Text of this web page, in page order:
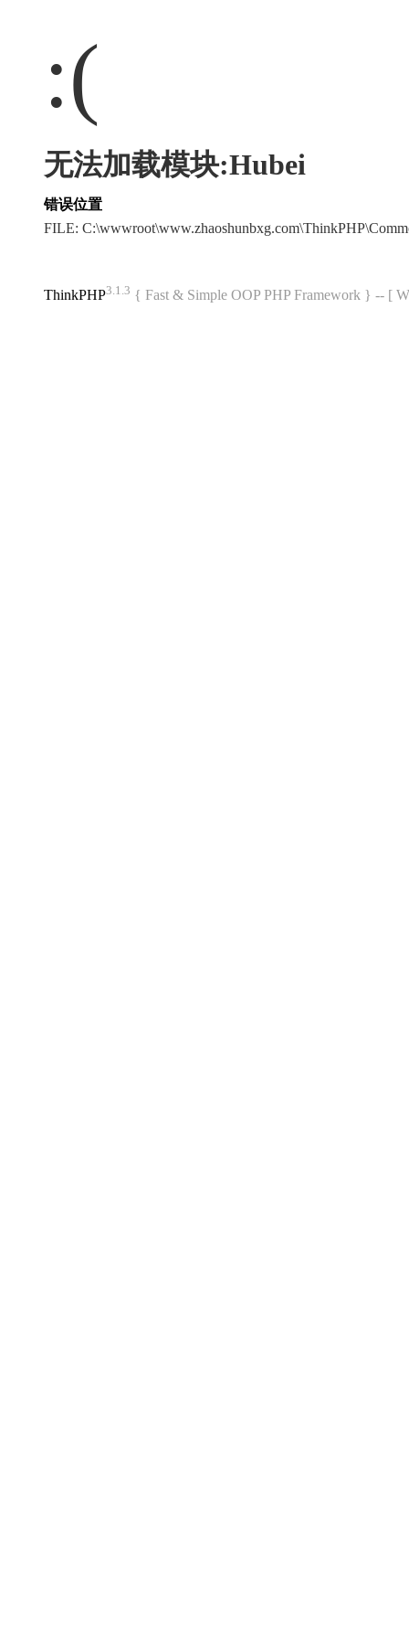
:(
无法加载模块:Hubei
错误位置
FILE:
ThinkPHP3.1.3 { Fast & Simple OOP PHP Framework } -- [